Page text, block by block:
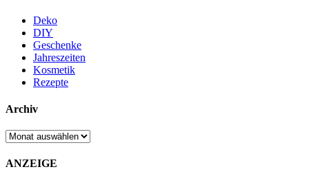
Deko
DIY
Geschenke
Jahreszeiten
Kosmetik
Rezepte
Archiv
Archiv
ANZEIGE